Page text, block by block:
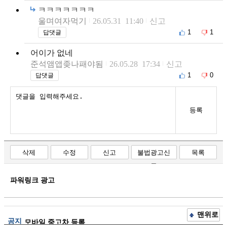
ㅋㅋㅋㅋㅋㅋㅋ
울며여자먹기
26.05.31 11:40 신고
답댓글 1 1
어이가 없네
준석앰앱좆나패야됨
26.05.28 17:34 신고
답댓글 1 0
등록
삭제 수정 신고
불법광고신
고
목록
파워링크 광고
공지 모바일 중고차 등록
맨위로